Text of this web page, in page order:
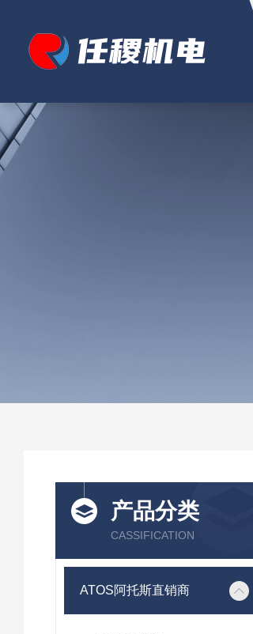
产品分类
CASSIFICATION
ATOS阿托斯直销商